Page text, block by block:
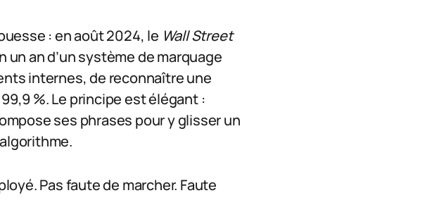
: en août 2024, le Wall Street
an d’un système de marquage
internes, de reconnaître une
%. Le principe est élégant :
ses phrases pour y glisser un
Pas faute de marcher. Faute